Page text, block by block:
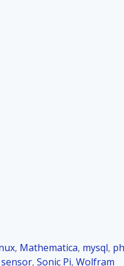
, Mathematica, mysql,
sensor, Sonic Pi, Wolfram